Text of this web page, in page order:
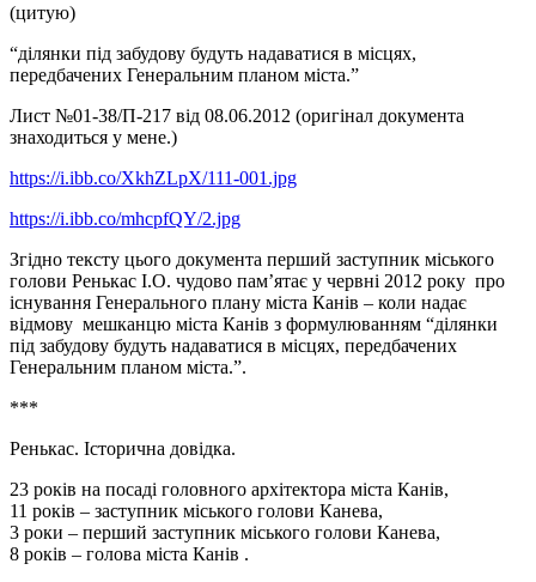
(цитую)
“ділянки під забудову будуть надаватися в місцях,
передбачених Генеральним планом міста.”
Лист №01-38/П-217 від 08.06.2012 (оригінал документа
знаходиться у мене.)
https://i.ibb.co/XkhZLpX/111-001.jpg
https://i.ibb.co/mhcpfQY/2.jpg
Згідно тексту цього документа перший заступник міського
голови Ренькас І.О. чудово пам’ятає у червні 2012 року про
існування Генерального плану міста Канів – коли надає
відмову мешканцю міста Канів з формулюванням “ділянки
під забудову будуть надаватися в місцях, передбачених
Генеральним планом міста.”.
***
Ренькас. Історична довідка.
23 років на посаді головного архітектора міста Канів,
11 років – заступник міського голови Канева,
3 роки – перший заступник міського голови Канева,
8 років – голова міста Канів .